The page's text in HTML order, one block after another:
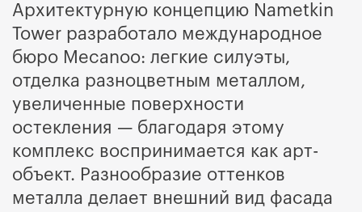
Архитектурную концепцию Nametkin
Tower разработало международное
бюро Mecanoo: легкие силуэты,
отделка разноцветным металлом,
увеличенные поверхности
остекления — благодаря этому
комплекс воспринимается как арт-
объект. Разнообразие оттенков
металла делает внешний вид фасада